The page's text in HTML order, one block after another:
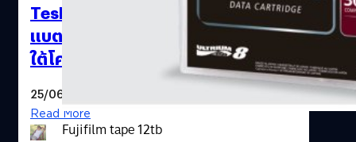
Fujifilm tape 12tb
Tesla เร่งสร้างโรงงานวิจัยและผลิต
แบตเตอรีของตัวเองในฟรีมอนต์ภาย
ใต้โครงการ Roadrunner
25/06/2020
Read More